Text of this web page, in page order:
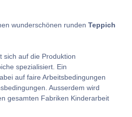
wunderschönen runden Teppich
sich auf die Produktion
spezialisiert. Ein
auf faire Arbeitsbedingungen
Ausserdem wird
gesamten Fabriken Kinderarbeit